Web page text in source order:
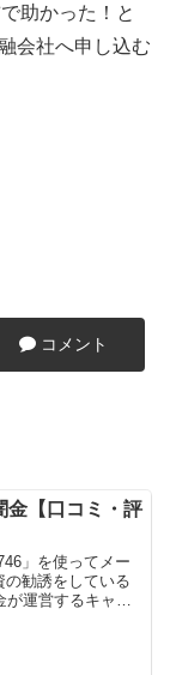
助かった！と
会社へ申し込む
コメント
金【口コミ・評
」を使ってメー
の勧誘をしている
が運営するキャッ